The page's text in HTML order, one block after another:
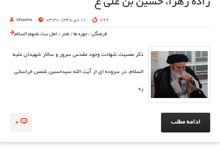
زاده زهرا، حسين بن على ع
shams 11 دی 1348, 03:30 799
فرهنگی /چهره ها / هنر / اهل بیت علیهم السلام
ذكر مصيبت شهادت وجود مقدّس سرور و سالار شهيدان علیه
السلام، در سروده ای از آیت الله سیدحسین شمس خراسانی
ره
0 ادامه مطلب